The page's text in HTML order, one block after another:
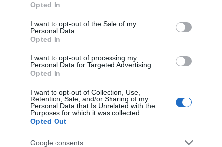
use your data for below specified purposes in below Google
consent section.
Opted In
I want to opt-out of the Sale of my
Personal Data.
Opted In
I want to opt-out of processing my
Personal Data for Targeted Advertising.
Opted In
I want to opt-out of Collection, Use,
Retention, Sale, and/or Sharing of my
Personal Data that Is Unrelated with the
Purposes for which it was collected.
Opted Out
Google consents
ΑΣΕΠ: Νέος γραπτός διαγωνισμός -
Μόνιμοι στο υπουργείο Εξωτερικών
ΔΥΠΑ: 1.000 προσλήψεις με μισθό έως
1.250€ - Πού θα κάνετε αίτηση
Κατώτατος μισθός: Σενάριο για
αύξηση στα 1.000 ευρώ από το 2027